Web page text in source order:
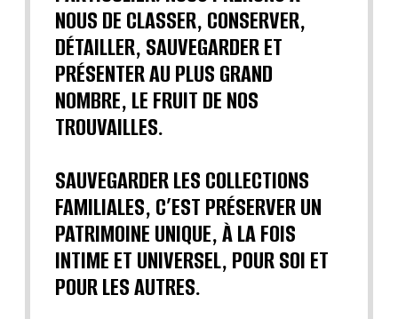
NOUS DE CLASSER, CONSERVER,
DÉTAILLER, SAUVEGARDER ET
PRÉSENTER AU PLUS GRAND
NOMBRE, LE FRUIT DE NOS
TROUVAILLES.
SAUVEGARDER LES COLLECTIONS
FAMILIALES, C’EST PRÉSERVER UN
PATRIMOINE UNIQUE, À LA FOIS
INTIME ET UNIVERSEL, POUR SOI ET
POUR LES AUTRES.